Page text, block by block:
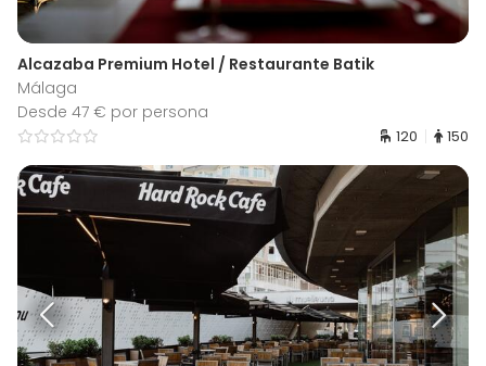
Alcazaba Premium Hotel / Restaurante Batik
Málaga
Desde 47 € por persona
120 150